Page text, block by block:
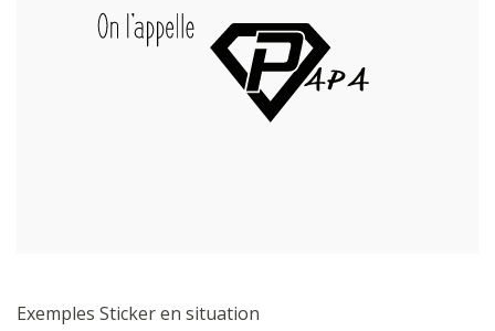
Exemples Sticker en situation